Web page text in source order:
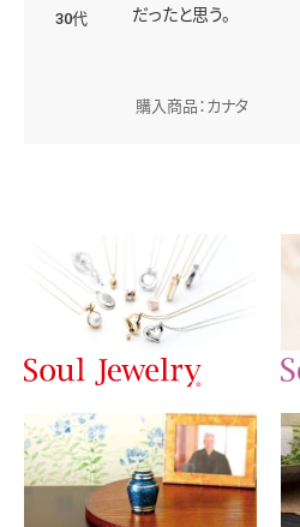
30代 だったと思う。
購入商品：カナタ